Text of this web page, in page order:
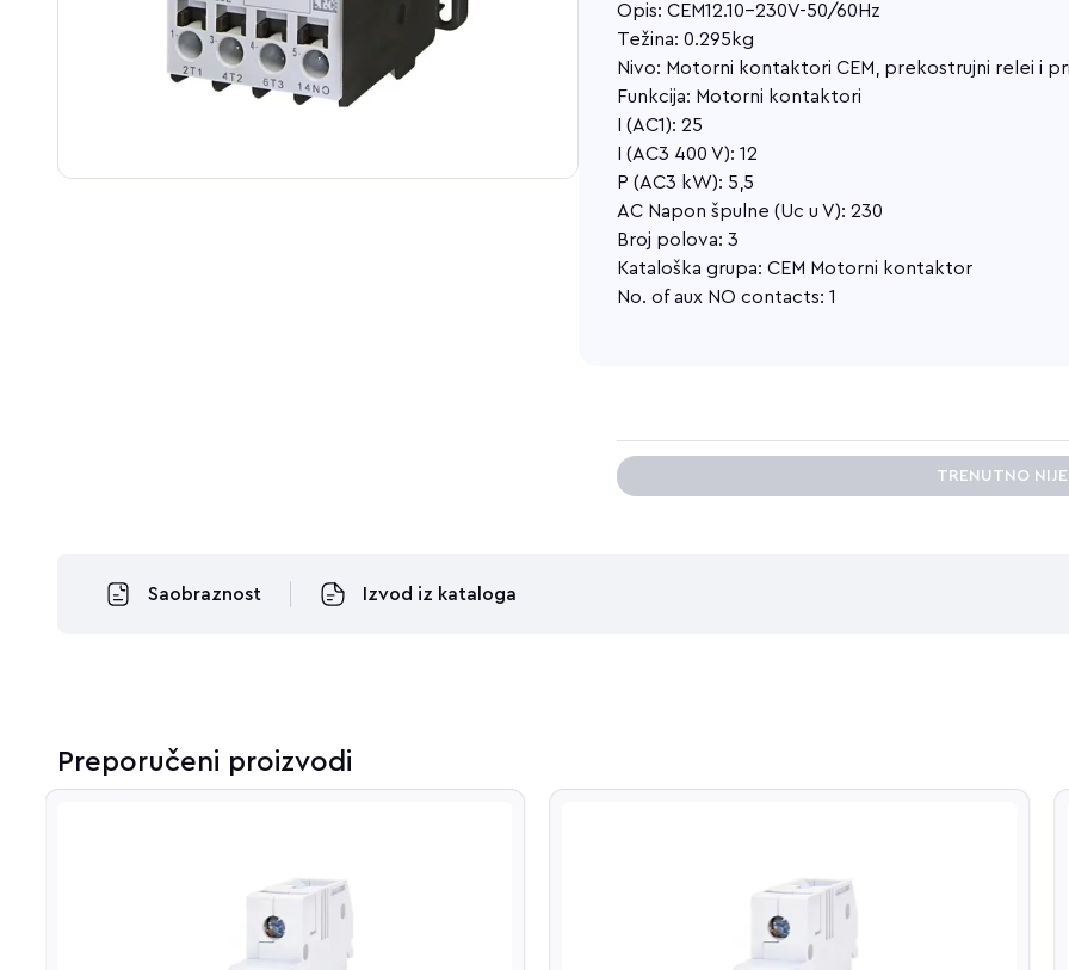
Opis: CEM12.10-230V-50/60Hz
Težina: 0.295kg
Nivo: Motorni kontaktori CEM, prekostrujni relei i
Funkcija: Motorni kontaktori
I (AC1): 25
I (AC3 400 V): 12
P (AC3 kW): 5,5
AC Napon špulne (Uc u V): 230
Broj polova: 3
Kataloška grupa: CEM Motorni kontaktor
No. of aux NO contacts: 1
TRENUTNO
Saobraznost Izvod iz kataloga
Preporučeni proizvodi